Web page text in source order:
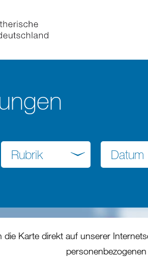
Rubrik Datum
die Karte direkt auf unserer